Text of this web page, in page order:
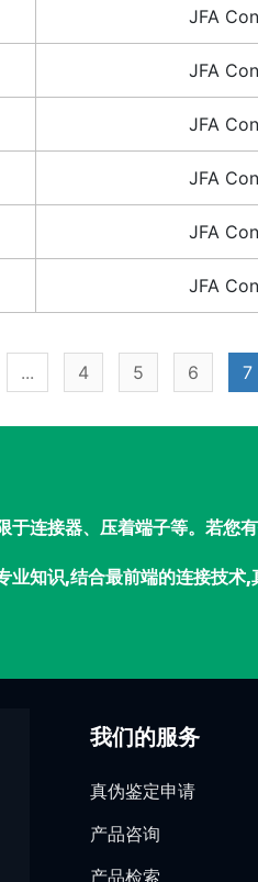
JFA
JFA
JFA
JFA
JFA
JFA
... 4 5 6 7
于连接器、压着端子等。若您
知识,结合最前端的连接技术,
我们的服务
真伪鉴定申请
产品咨询
产品检索